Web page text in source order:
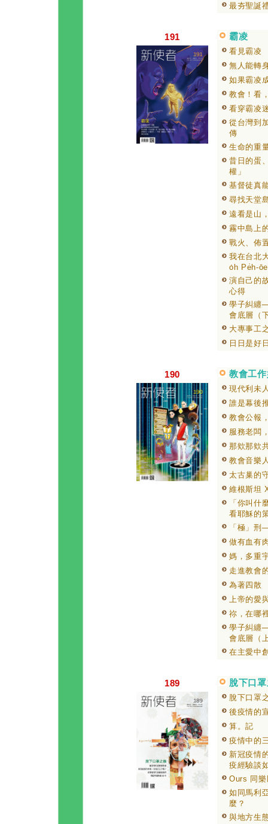
最夯聖誕
191 霸凌
看見霸凌
無人能轉
如果霸凌
教會！看
看穿霸凌
從台灣到
傳
生命的重
昔日的蛋
權」
基督徒真
尋找天堂
遠看是山
霧中島上
戰火、佈
我在台北
o̍h Pe̍h-
演自己的
心得
學子糾纏
會底層（
大專事工
日日是好
190 教會工
現代利未
誰是幕後
教會公報
服務老闆
那欸那欸
教會音樂
太古巢的
維根斯坦
「你叫
看耶穌的
「極」
做有血有
媽，多重
走進教會
為著四散
上帝的愛
祢，在哪
學子糾纏
會底層（
在主愛中
189 脫下口
脫下口罩
後疫情的
算。記
疫情中的
新冠疫情
疫經驗談
Ours 同樂
如同馬利
麼？
與地方生